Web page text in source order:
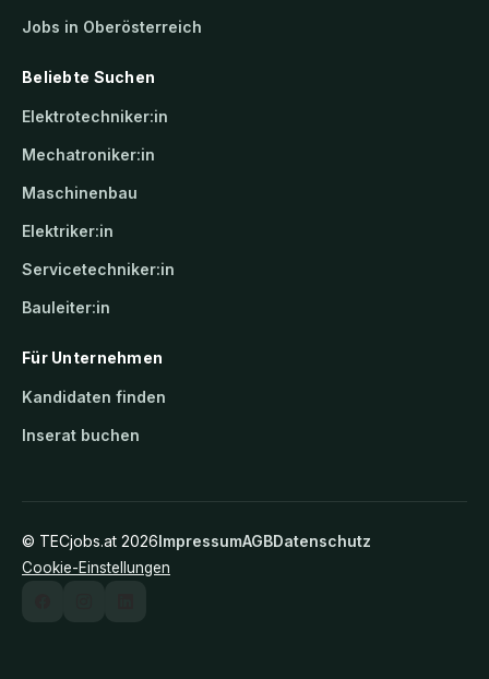
Jobs in Oberösterreich
Beliebte Suchen
Elektrotechniker:in
Mechatroniker:in
Maschinenbau
Elektriker:in
Servicetechniker:in
Bauleiter:in
Für Unternehmen
Kandidaten finden
Inserat buchen
© TECjobs.at 2026ImpressumAGBDatenschutz
Cookie-Einstellungen